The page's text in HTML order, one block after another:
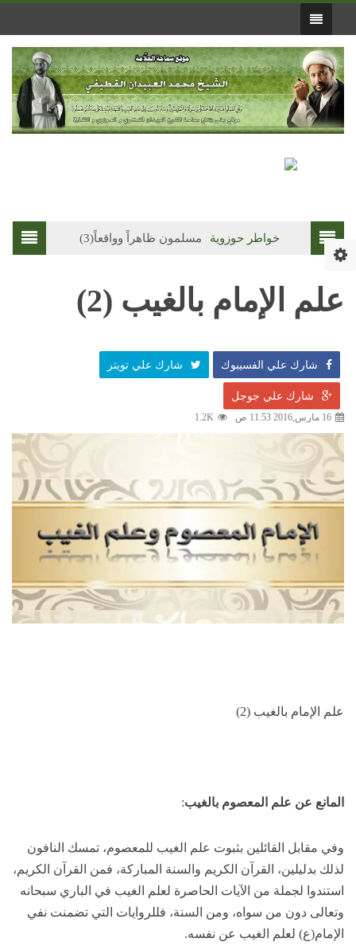
خواطر حوزوية مسلمون ظاهراً وواقعاً(3) فقه الصلاة
علم الإمام بالغيب (2)
شارك علي الفسيبوك شارك علي تويتر
شارك علي جوجل
16 مارس,2016 11:53 ص
1.2K
علم الإمام بالغيب (2)
المانع عن علم المعصوم بالغيب:
وفي مقابل القائلين بثبوت علم الغيب للمعصوم، تمسك النافون
لذلك بدليلين، القرآن الكريم والسنة المباركة، فمن القرآن الكريم،
استندوا لجملة من الآيات الحاصرة لعلم الغيب في الباري سبحانه
وتعالى دون من سواه، ومن السنة، فللروايات التي تضمنت نفي
الإمام(ع) لعلم الغيب عن نفسه.